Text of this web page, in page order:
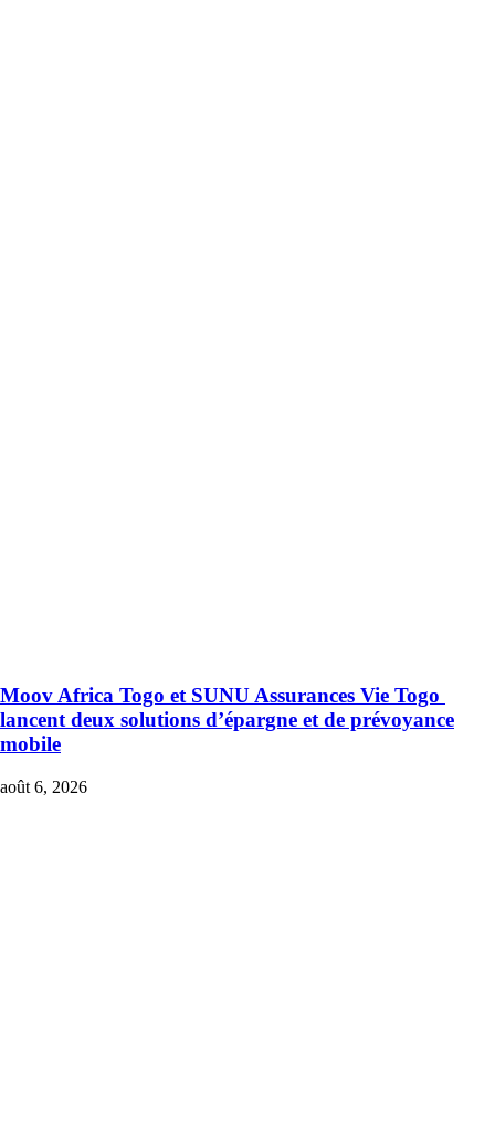
Moov Africa Togo et SUNU Assurances Vie Togo
lancent deux solutions d’épargne et de prévoyance
mobile
août 6, 2026